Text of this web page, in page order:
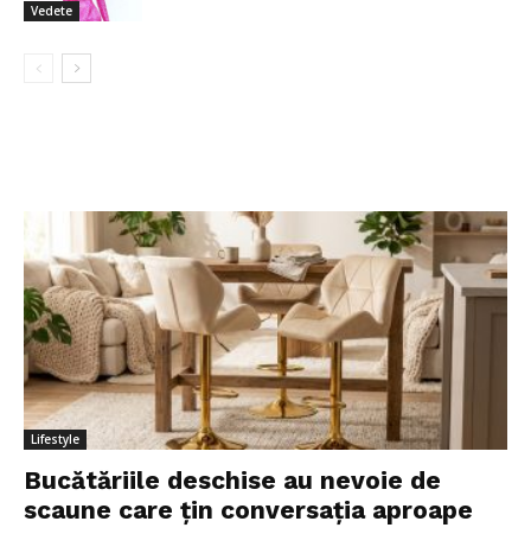
Vedete
Lifestyle
Bucătăriile deschise au nevoie de
scaune care țin conversația aproape